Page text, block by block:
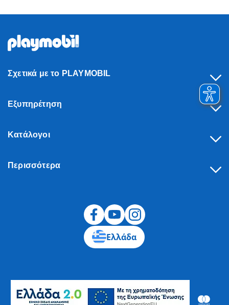
Σχετικά με το PLAYMOBIL
Εξυπηρέτηση
Κατάλογοι
Περισσότερα
Ελλάδα